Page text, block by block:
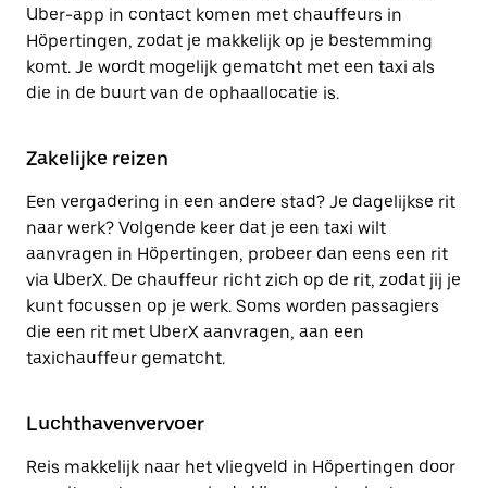
Uber-app in contact komen met chauffeurs in
Höpertingen, zodat je makkelijk op je bestemming
komt. Je wordt mogelijk gematcht met een taxi als
die in de buurt van de ophaallocatie is.
Zakelijke reizen
Een vergadering in een andere stad? Je dagelijkse rit
naar werk? Volgende keer dat je een taxi wilt
aanvragen in Höpertingen, probeer dan eens een rit
via UberX. De chauffeur richt zich op de rit, zodat jij je
kunt focussen op je werk. Soms worden passagiers
die een rit met UberX aanvragen, aan een
taxichauffeur gematcht.
Luchthavenvervoer
Reis makkelijk naar het vliegveld in Höpertingen door